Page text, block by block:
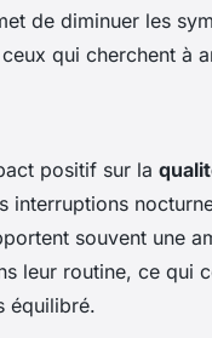
de diminuer les
qui cherchent à
positif sur la
interruptions
souvent une
leur routine, ce qui
équilibré.